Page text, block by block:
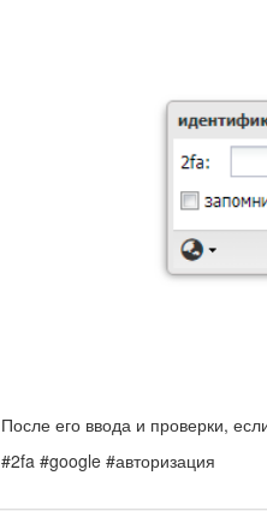
После его ввода и проверки,
#2fa #google #авторизация